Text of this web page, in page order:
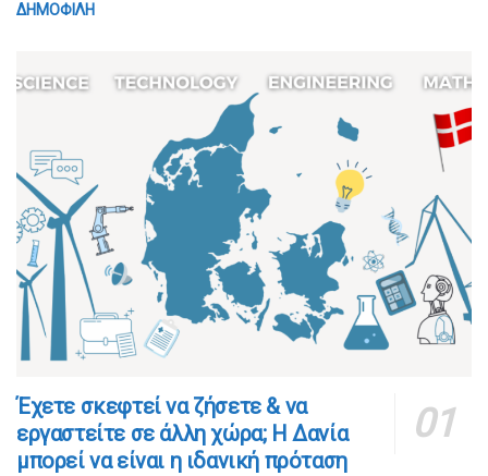
ΔΗΜΟΦΙΛΗ
​​Έχετε σκεφτεί να ζήσετε & να
εργαστείτε σε άλλη χώρα; Η Δανία
μπορεί να είναι η ιδανική πρόταση